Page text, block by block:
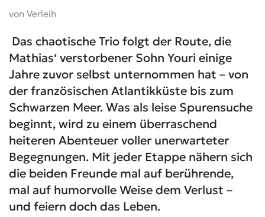
von Verleih
Das chaotische Trio folgt der Route, die
Mathias‘ verstorbener Sohn Youri einige
Jahre zuvor selbst unternommen hat – von
der französischen Atlantikküste bis zum
Schwarzen Meer. Was als leise Spurensuche
beginnt, wird zu einem überraschend
heiteren Abenteuer voller unerwarteter
Begegnungen. Mit jeder Etappe nähern sich
die beiden Freunde mal auf berührende,
mal auf humorvolle Weise dem Verlust –
und feiern doch das Leben.